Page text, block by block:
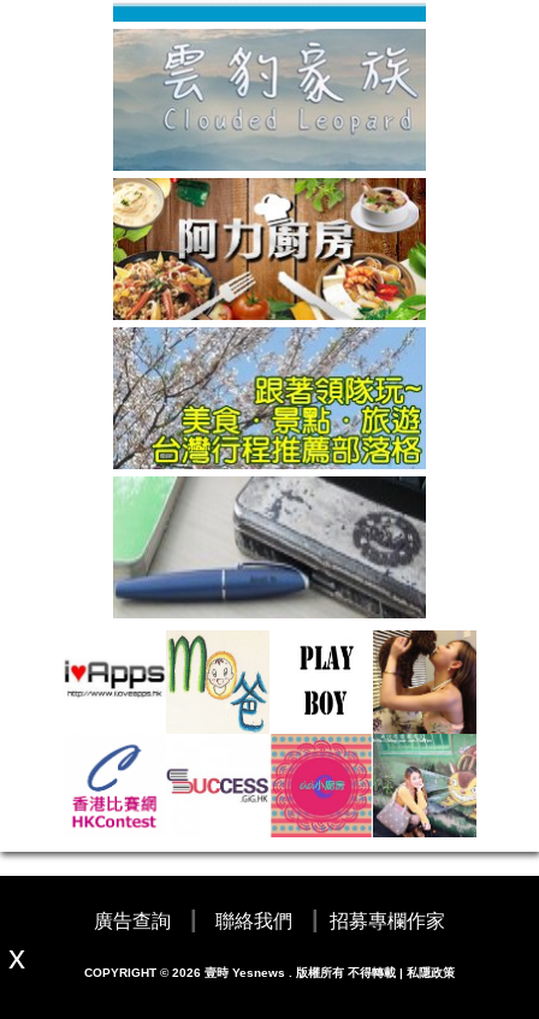
廣告查詢 聯絡我們 招募專欄作家
COPYRIGHT © 2026 壹時 Yesnews . 版權所有 不得轉載 | 私隱政策